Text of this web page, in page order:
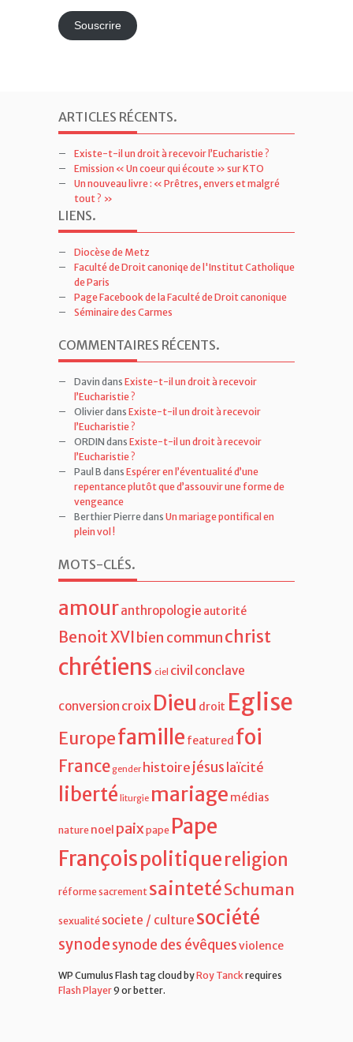
mailSouscrire
ARTICLES RÉCENTS.
Existe-t-il un droit à recevoir l’Eucharistie ?
Emission « Un coeur qui écoute » sur KTO
Un nouveau livre : « Prêtres, envers et malgré
tout ? »
LIENS.
Diocèse de Metz
Faculté de Droit canoniqe de l'Institut Catholique
de Paris
Page Facebook de la Faculté de Droit canonique
Séminaire des Carmes
COMMENTAIRES RÉCENTS.
Davin dans Existe-t-il un droit à recevoir
l’Eucharistie ?
Olivierdans Existe-t-il un droit à recevoir
l’Eucharistie ?
ORDIN dans Existe-t-il un droit à recevoir
l’Eucharistie ?
Paul B dans Espérer en l’éventualité d’une
repentance plutôt que d’assouvir une forme de
vengeance
Berthier Pierredans Un mariage pontifical en
plein vol !
MOTS-CLÉS.
amouranthropologie autorité
Benoit XVIbien communchrist
chrétiens ciel civil conclave
conversion croix Dieu droit Eglise
Europefamille featured foi
Francegender histoire jésus laïcité
liberté liturgie mariage médias
nature noel paixpape Pape
Françoispolitiquereligion
réformesacrement saintetéSchuman
sexualité societe / culture société
synodesynode des évêquesviolence
WP Cumulus Flash tag cloud byRoy Tanck requires
Flash Player9 or better.